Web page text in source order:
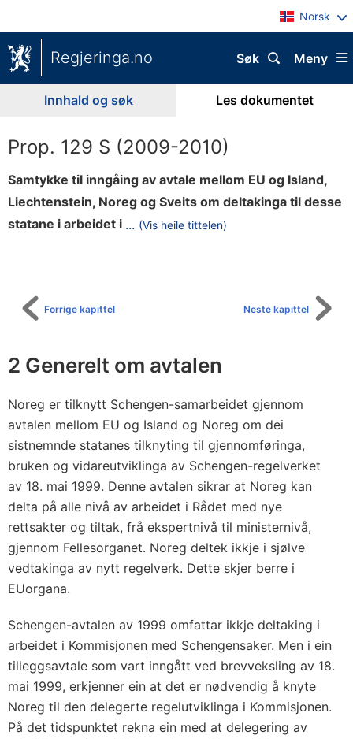
Norsk
Regjeringa.no Meny
Søk
Innhald og søk Les dokumentet
Prop. 129 S (2009-2010)
Samtykke til inngåing av avtale mellom EU og Island,
Liechtenstein, Noreg og Sveits om deltakinga til desse
statane i arbeidet i ... (Vis heile tittelen)
e
s
o
m
a
s
s
i
s
e
r
e
r
E
u
Neste kapittel
Forrige kapittel
2 Generelt om avtalen
Noreg er tilknytt Schengen-samarbeidet gjennom
avtalen mellom EU og Island og Noreg om dei
sistnemnde statanes tilknyting til gjennomføringa,
bruken og vidareutviklinga av Schengen-regelverket
av 18. mai 1999. Denne avtalen sikrar at Noreg kan
delta på alle nivå av arbeidet i Rådet med nye
rettsakter og tiltak, frå ekspertnivå til ministernivå,
gjennom Fellesorganet. Noreg deltek ikkje i sjølve
vedtakinga av nytt regelverk. Dette skjer berre i
EUorgana.
Schengen-avtalen av 1999 omfattar ikkje deltaking i
arbeidet i Kommisjonen med Schengensaker. Men i ein
tilleggsavtale som vart inngått ved brevveksling av 18.
mai 1999, erkjenner ein at det er nødvendig å knyte
Noreg til den delegerte regelutviklinga i Kommisjonen.
På det tidspunktet rekna ein med at delegering av